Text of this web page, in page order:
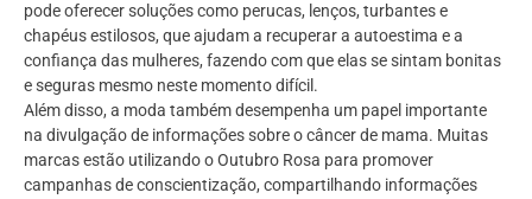
pode oferecer soluções como perucas, lenços, turbantes e
chapéus estilosos, que ajudam a recuperar a autoestima e a
confiança das mulheres, fazendo com que elas se sintam bonitas
e seguras mesmo neste momento difícil.
Além disso, a moda também desempenha um papel importante
na divulgação de informações sobre o câncer de mama. Muitas
marcas estão utilizando o Outubro Rosa para promover
campanhas de conscientização, compartilhando informações